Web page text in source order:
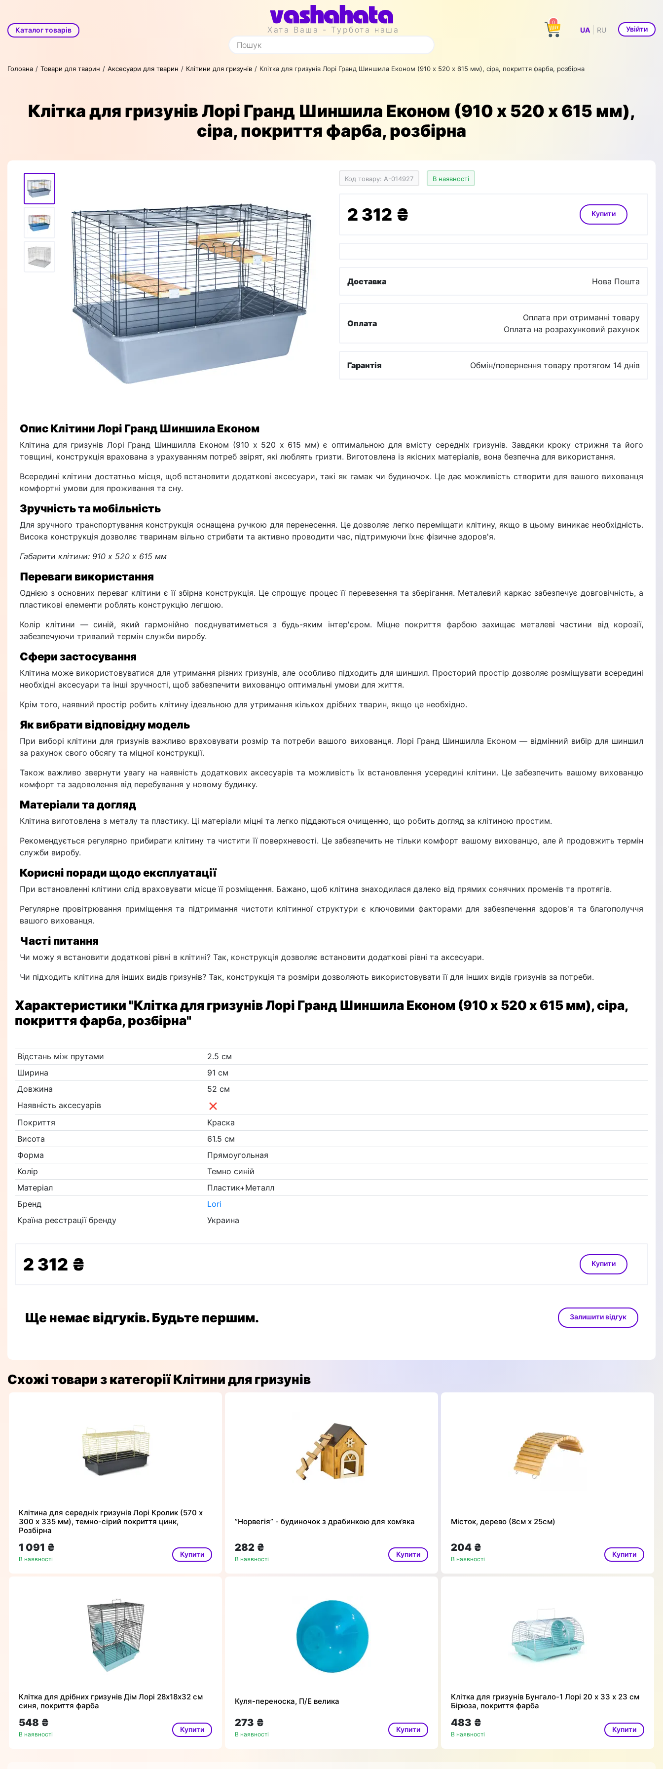
Каталог товарів Хата Ваша - Турбота наша
0
UA RU Увійти
Головна Товари для тварин Аксесуари для тварин Клітини для гризунів Клітка для гризунів Лорі Гранд Шиншила Економ (910 х 520 х 615 мм), сіра, покриття фарба, розбірна
Клітка для гризунів Лорі Гранд Шиншила Економ (910 х 520 х 615 мм),
сіра, покриття фарба, розбірна
Код товару: A-014927 В наявності
2 312 ₴ Купити
Доставка Нова Пошта
Оплата
Оплата при отриманні товару
Оплата на розрахунковий рахунок
Гарантія Обмін/повернення товару протягом 14 днів
Опис Клітини Лорі Гранд Шиншила Економ
Клітина для гризунів Лорі Гранд Шиншилла Економ (910 х 520 х 615 мм) є оптимальною для вмісту середніх гризунів. Завдяки кроку стрижня та його
товщині, конструкція врахована з урахуванням потреб звірят, які люблять гризти. Виготовлена із якісних матеріалів, вона безпечна для використання.
Всередині клітини достатньо місця, щоб встановити додаткові аксесуари, такі як гамак чи будиночок. Це дає можливість створити для вашого вихованця
комфортні умови для проживання та сну.
Зручність та мобільність
Для зручного транспортування конструкція оснащена ручкою для перенесення. Це дозволяє легко переміщати клітину, якщо в цьому виникає необхідність.
Висока конструкція дозволяє тваринам вільно стрибати та активно проводити час, підтримуючи їхнє фізичне здоров'я.
Габарити клітини: 910 х 520 х 615 мм
Переваги використання
Однією з основних переваг клітини є її збірна конструкція. Це спрощує процес її перевезення та зберігання. Металевий каркас забезпечує довговічність, а
пластикові елементи роблять конструкцію легшою.
Колір клітини — синій, який гармонійно поєднуватиметься з будь-яким інтер'єром. Міцне покриття фарбою захищає металеві частини від корозії,
забезпечуючи тривалий термін служби виробу.
Сфери застосування
Клітина може використовуватися для утримання різних гризунів, але особливо підходить для шиншил. Просторий простір дозволяє розміщувати всередині
необхідні аксесуари та інші зручності, щоб забезпечити вихованцю оптимальні умови для життя.
Крім того, наявний простір робить клітину ідеальною для утримання кількох дрібних тварин, якщо це необхідно.
Як вибрати відповідну модель
При виборі клітини для гризунів важливо враховувати розмір та потреби вашого вихованця. Лорі Гранд Шиншилла Економ — відмінний вибір для шиншил
за рахунок свого обсягу та міцної конструкції.
Також важливо звернути увагу на наявність додаткових аксесуарів та можливість їх встановлення усередині клітини. Це забезпечить вашому вихованцю
комфорт та задоволення від перебування у новому будинку.
Матеріали та догляд
Клітина виготовлена з металу та пластику. Ці матеріали міцні та легко піддаються очищенню, що робить догляд за клітиною простим.
Рекомендується регулярно прибирати клітину та чистити її поверхневості. Це забезпечить не тільки комфорт вашому вихованцю, але й продовжить термін
служби виробу.
Корисні поради щодо експлуатації
При встановленні клітини слід враховувати місце її розміщення. Бажано, щоб клітина знаходилася далеко від прямих сонячних променів та протягів.
Регулярне провітрювання приміщення та підтримання чистоти клітинної структури є ключовими факторами для забезпечення здоров'я та благополуччя
вашого вихованця.
Часті питання
Чи можу я встановити додаткові рівні в клітині? Так, конструкція дозволяє встановити додаткові рівні та аксесуари.
Чи підходить клітина для інших видів гризунів? Так, конструкція та розміри дозволяють використовувати її для інших видів гризунів за потреби.
Характеристики "Клітка для гризунів Лорі Гранд Шиншила Економ (910 х 520 х 615 мм), сіра,
покриття фарба, розбірна"
Відстань між прутами
2.5 см
Ширина
91 см
Довжина
52 см
Наявність аксесуарів
Покриття
Краска
Висота
61.5 см
Форма
Прямоугольная
Колір
Темно синій
Матеріал
Пластик+Металл
Бренд
Lori
Країна реєстрації бренду
Украина
2 312 ₴ Купити
Ще немає відгуків. Будьте першим. Залишити відгук
Схожі товари з категорії Клітини для гризунів
Клітина для середніх гризунів Лорі Кролик (570 х
300 х 335 мм), темно-сірий покриття цинк,
Розбірна
1 091 ₴
В наявності
Купити
”Норвегія” - будиночок з драбинкою для хом’яка
282 ₴
В наявності
Купити
Місток, дерево (8см х 25см)
204 ₴
В наявності
Купити
Клітка для дрібних гризунів Дім Лорі 28х18х32 см
синя, покриття фарба
548 ₴
В наявності
Купити
Куля-переноска, П/Е велика
273 ₴
В наявності
Купити
Клітка для гризунів Бунгало-1 Лорі 20 х 33 х 23 см
Бірюза, покриття фарба
483 ₴
В наявності
Купити